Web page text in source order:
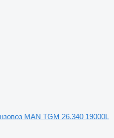
MAN TGM 26.340 19000L